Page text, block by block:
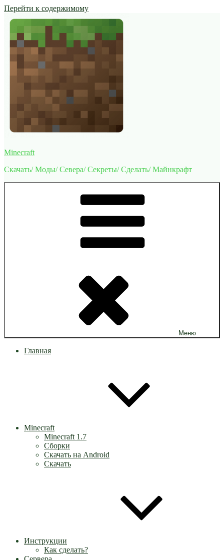
Перейти к содержимому
Minecraft
Скачать/ Моды/ Севера/ Секреты/ Сделать/ Майнкрафт
Меню
Главная
Minecraft
Minecraft 1.7
Сборки
Скачать на Android
Скачать
Инструкции
Как сделать?